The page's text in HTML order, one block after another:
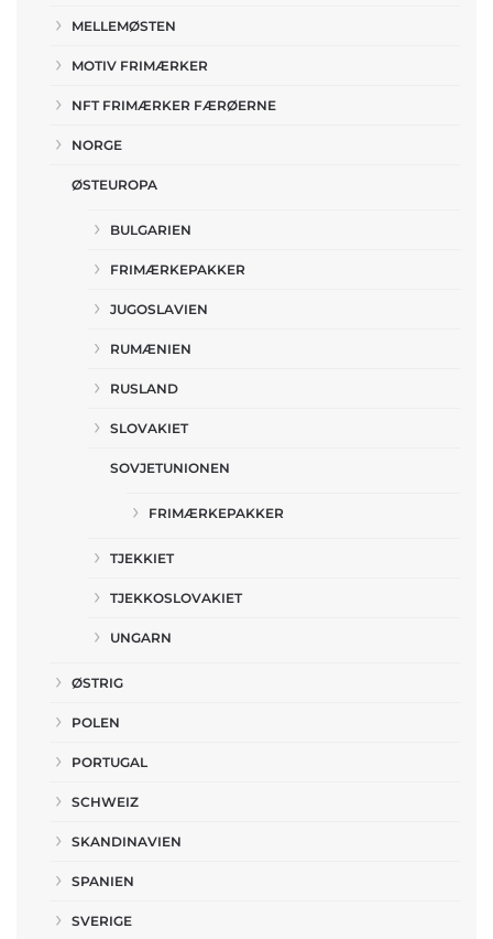
MELLEMØSTEN
MOTIV FRIMÆRKER
NFT FRIMÆRKER FÆRØERNE
NORGE
ØSTEUROPA
BULGARIEN
FRIMÆRKEPAKKER
JUGOSLAVIEN
RUMÆNIEN
RUSLAND
SLOVAKIET
SOVJETUNIONEN
FRIMÆRKEPAKKER
TJEKKIET
TJEKKOSLOVAKIET
UNGARN
ØSTRIG
POLEN
PORTUGAL
SCHWEIZ
SKANDINAVIEN
SPANIEN
SVERIGE